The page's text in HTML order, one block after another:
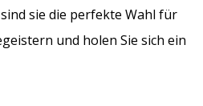
sie die perfekte Wahl für
und holen Sie sich ein